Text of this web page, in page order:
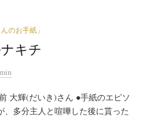
のお手紙」
キチ
大輝(だいき)さん ●手紙のエピソ
、多分主人と喧嘩した後に貰った